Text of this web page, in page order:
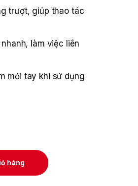
trượt, giúp thao tác
làm việc liên
mỏi tay khi sử dụng
quantity
hàng